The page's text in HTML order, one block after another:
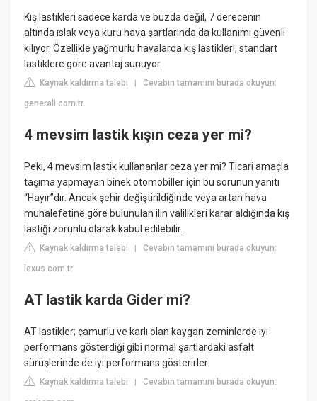
Kış lastikleri sadece karda ve buzda değil, 7 derecenin
altında ıslak veya kuru hava şartlarında da kullanımı güvenli
kılıyor. Özellikle yağmurlu havalarda kış lastikleri, standart
lastiklere göre avantaj sunuyor.
Kaynak kaldırma talebi |Cevabın tamamını burada okuyun:
generali.com.tr
4 mevsim lastik kışın ceza yer mi?
Peki, 4 mevsim lastik kullananlar ceza yer mi? Ticari amaçla
taşıma yapmayan binek otomobiller için bu sorunun yanıtı
“Hayır”dır. Ancak şehir değiştirildiğinde veya artan hava
muhalefetine göre bulunulan ilin valilikleri karar aldığında kış
lastiği zorunlu olarak kabul edilebilir.
Kaynak kaldırma talebi |Cevabın tamamını burada okuyun:
lexus.com.tr
AT lastik karda Gider mi?
AT lastikler; çamurlu ve karlı olan kaygan zeminlerde iyi
performans gösterdiği gibi normal şartlardaki asfalt
sürüşlerinde de iyi performans gösterirler.
Kaynak kaldırma talebi |Cevabın tamamını burada okuyun: